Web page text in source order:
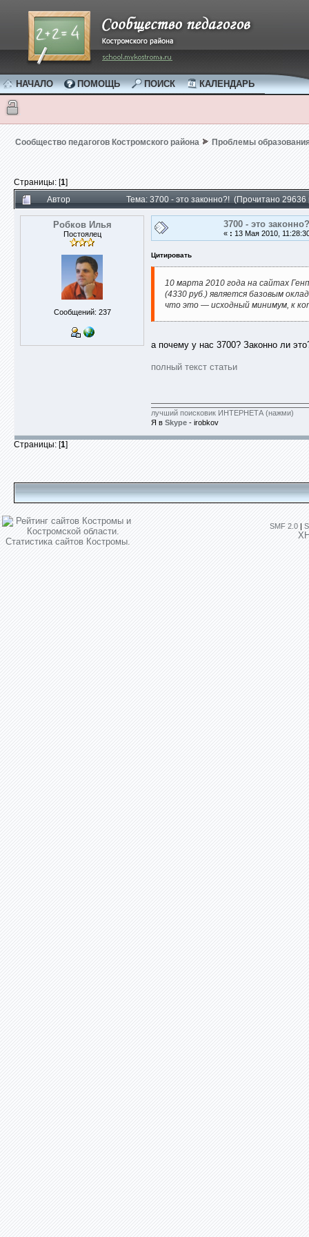
НАЧАЛО ПОМОЩЬ ПОИСК КАЛЕНДАРЬ
Сообщество педагогов Костромского района Проблемы
Страницы: [1]
Автор
Тема: 3700 - это законно?! (Прочитано 29636
Робков Илья
Постоялец
Сообщений: 237
3700 - это
« : 13 Мая 2010,
Цитировать
10 марта 2010 года на сайтах
(4330 руб.) является базовым
что это — исходный минимум, к
а почему у нас 3700? Законно ли
полный текст статьи
лучший поисковик ИНТЕРНЕТА (нажми)
Я в Skype - irobkov
Страницы: [1]
SMF 2.0 |